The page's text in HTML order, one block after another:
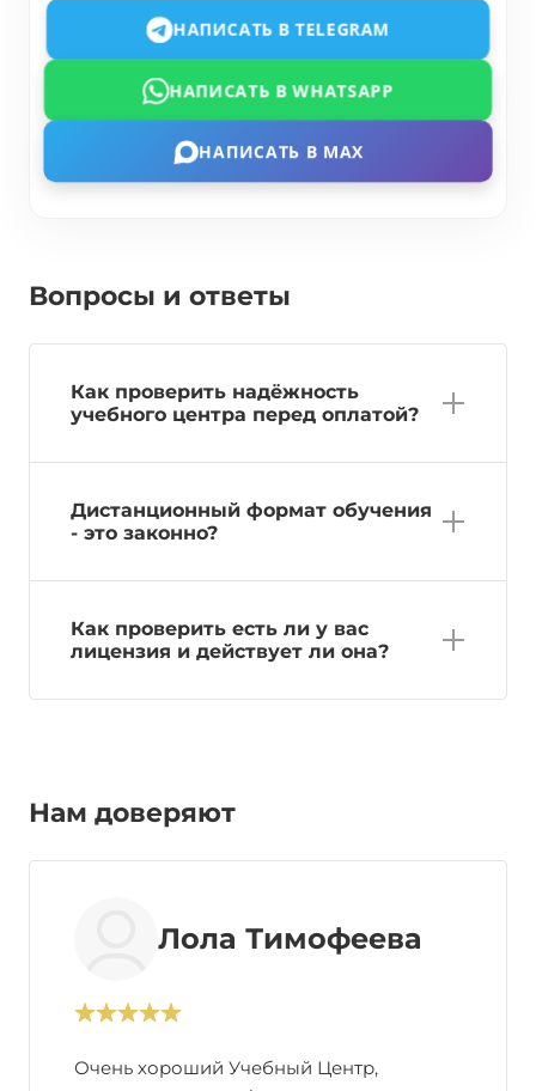
НАПИСАТЬ В TELEGRAM
НАПИСАТЬ В WHATSAPP
НАПИСАТЬ В MAX
Вопросы и ответы
Как проверить надёжность
учебного центра перед оплатой?
Дистанционный формат обучения
- это законно?
Как проверить есть ли у вас
лицензия и действует ли она?
Нам доверяют
Лола Тимофеева
Очень хороший Учебный Центр,